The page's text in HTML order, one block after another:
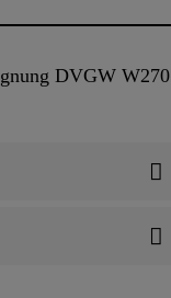
DVGW W270